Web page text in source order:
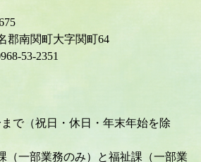
郡南関町大字関町64
53-2351
で（祝日・休日・年末年始を除
（一部業務のみ）と福祉課（一部業